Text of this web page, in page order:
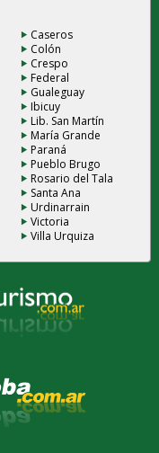
Caseros
Colón
Crespo
Federal
Gualeguay
Ibicuy
Lib. San Martín
María Grande
Paraná
Pueblo Brugo
Rosario del Tala
Santa Ana
Urdinarrain
Victoria
Villa Urquiza